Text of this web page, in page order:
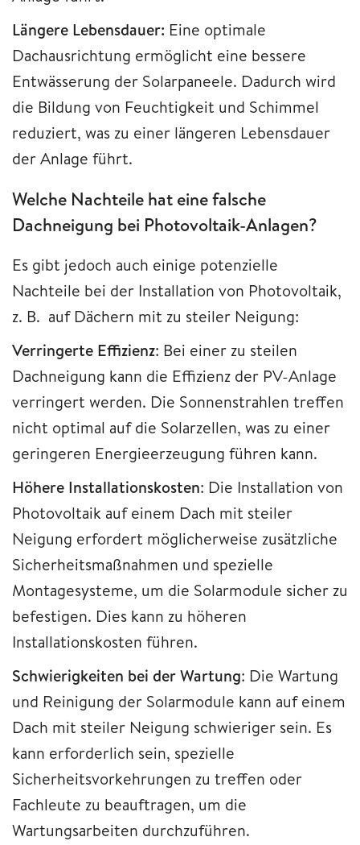
Längere Lebensdauer: Eine optimale
Dachausrichtung ermöglicht eine bessere
Entwässerung der Solarpaneele. Dadurch wird
die Bildung von Feuchtigkeit und Schimmel
reduziert, was zu einer längeren Lebensdauer
der Anlage führt.
Welche Nachteile hat eine falsche
Dachneigung bei Photovoltaik-Anlagen?
Es gibt jedoch auch einige potenzielle
Nachteile bei der Installation von Photovoltaik,
z. B. auf Dächern mit zu steiler Neigung:
Verringerte Effizienz: Bei einer zu steilen
Dachneigung kann die Effizienz der PV-Anlage
verringert werden. Die Sonnenstrahlen treffen
nicht optimal auf die Solarzellen, was zu einer
geringeren Energieerzeugung führen kann.
Höhere Installationskosten: Die Installation von
Photovoltaik auf einem Dach mit steiler
Neigung erfordert möglicherweise zusätzliche
Sicherheitsmaßnahmen und spezielle
Montagesysteme, um die Solarmodule sicher zu
befestigen. Dies kann zu höheren
Installationskosten führen.
Schwierigkeiten bei der Wartung: Die Wartung
und Reinigung der Solarmodule kann auf einem
Dach mit steiler Neigung schwieriger sein. Es
kann erforderlich sein, spezielle
Sicherheitsvorkehrungen zu treffen oder
Fachleute zu beauftragen, um die
Wartungsarbeiten durchzuführen.